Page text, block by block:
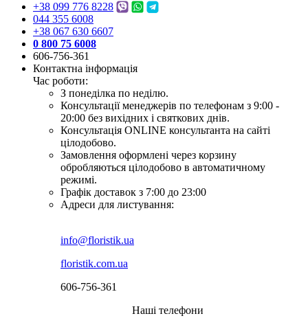
+38 099 776 8228
044 355 6008
+38 067 630 6607
0 800 75 6008
606-756-361
Контактна інформація
Час роботи:
З понеділка по неділю.
Консультації менеджерів по телефонам з 9:00 -
20:00 без вихідних і святкових днів.
Консультація ONLINE консультанта на сайті
цілодобово.
Замовлення оформлені через корзину
обробляються цілодобово в автоматичному
режимі.
Графік доставок з 7:00 до 23:00
Адреси для листування:
info@floristik.ua
floristik.com.ua
606-756-361
Наші телефони